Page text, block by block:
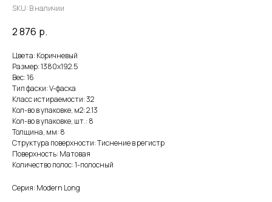
SKU: В наличии
2 876 р.
Цвета: Коричневый
Размер: 1380х192.5
Вес: 16
Тип фаски: V-фаска
Класс истираемости: 32
Кол-во в упаковке, м2: 2.13
Кол-во в упаковке, шт.: 8
Толщина, мм: 8
Структура поверхности: Тиснение в регистр
Поверхность: Матовая
Количество полос: 1-полосный
Серия: Modern Long